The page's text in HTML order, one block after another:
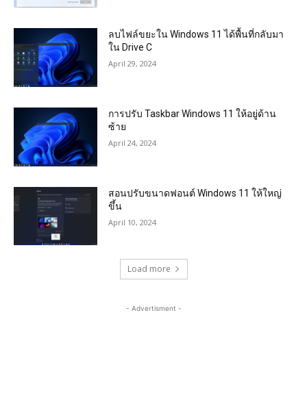
ลบไฟล์ขยะใน Windows 11 ได้พื้นที่กลับมา
ใน Drive C
April 29, 2024
การปรับ Taskbar Windows 11 ให้อยู่ด้าน
ซ้าย
April 24, 2024
สอนปรับขนาดฟอนต์ Windows 11 ให้ใหญ่
ขึ้น
April 10, 2024
Load more
- Advertisment -